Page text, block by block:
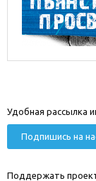
Удобная рассылка
Подпишись на
Поддержать